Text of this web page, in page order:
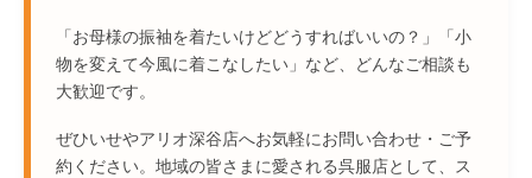
「お母様の振袖を着たいけどどうすればいいの？」「小
物を変えて今風に着こなしたい」など、どんなご相談も
大歓迎です。
ぜひいせやアリオ深谷店へお気軽にお問い合わせ・ご予
約ください。地域の皆さまに愛される呉服店として、ス